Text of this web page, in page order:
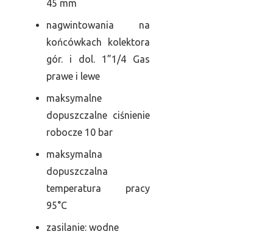
45 mm
nagwintowania na
końcówkach kolektora
gór. i dol. 1”1/4 Gas
prawe i lewe
maksymalne
dopuszczalne ciśnienie
robocze 10 bar
maksymalna
dopuszczalna
temperatura pracy
95°C
zasilanie: wodne